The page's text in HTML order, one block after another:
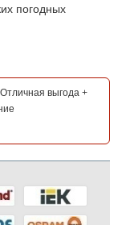
погодных
выгода +